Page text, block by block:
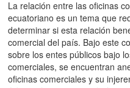
La relación entre las oficinas
ecuatoriano es un tema que
determinar si esta relación
comercial del país. Bajo este
sobre los entes públicos bajo
comerciales, se encuentran
oficinas comerciales y su